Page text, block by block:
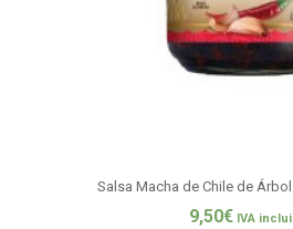
Salsa Macha de Chile de
9,50€ IVA